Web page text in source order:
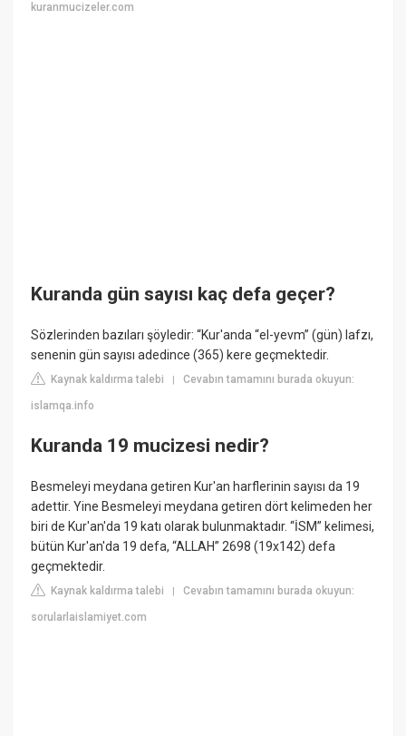
kuranmucizeler.com
Kuranda gün sayısı kaç defa geçer?
Sözlerinden bazıları şöyledir: “Kur'anda “el-yevm” (gün) lafzı,
senenin gün sayısı adedince (365) kere geçmektedir.
Kaynak kaldırma talebi |Cevabın tamamını burada okuyun:
islamqa.info
Kuranda 19 mucizesi nedir?
Besmeleyi meydana getiren Kur'an harflerinin sayısı da 19
adettir. Yine Besmeleyi meydana getiren dört kelimeden her
biri de Kur'an'da 19 katı olarak bulunmaktadır. “İSM” kelimesi,
bütün Kur'an'da 19 defa, “ALLAH” 2698 (19x142) defa
geçmektedir.
Kaynak kaldırma talebi |Cevabın tamamını burada okuyun:
sorularlaislamiyet.com